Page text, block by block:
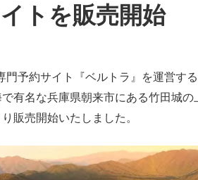
トを販売開始
門予約サイト『ベルトラ』を運営す
有名な兵庫県朝来市にある竹田城
販売開始いたしました。